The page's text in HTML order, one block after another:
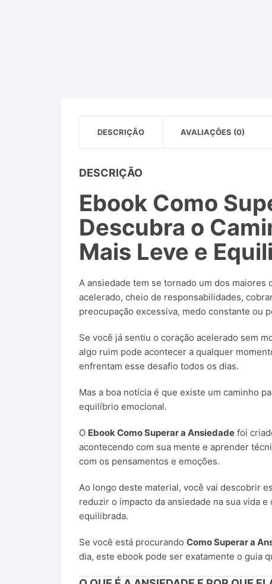
DESCRIÇÃO AVALIAÇÕES (0)
DESCRIÇÃO
Ebook Como
Descubra o
Mais Leve e
A ansiedade tem se tornado um dos maiores
acelerado, cheio de responsabilidades,
preocupação excessiva, medo constante ou
Se você já sentiu o coração acelerado sem
algo ruim pode acontecer a qualquer
enfrentam esse desafio todos os dias.
Mas a boa notícia é que existe um caminho
equilíbrio emocional.
O Ebook Como Superar a Ansiedade foi
acontecendo com sua mente e aprender
com os pensamentos e emoções.
Ao longo deste material, você vai descobrir
reduzir o impacto da ansiedade na sua vida
equilibrada.
Se você está procurando Como Superar a
dia, este ebook pode ser exatamente o guia